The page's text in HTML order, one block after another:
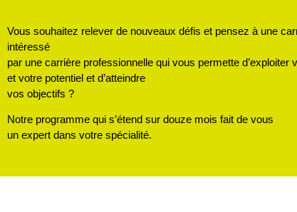
Vous souhaitez relever de nouveaux défis et pensez à une
intéressé
par une carrière professionnelle qui vous permette d’exploiter
et votre potentiel et d’atteindre
vos objectifs ?
Notre programme qui s’étend sur douze mois fait de vous
un expert dans votre spécialité.